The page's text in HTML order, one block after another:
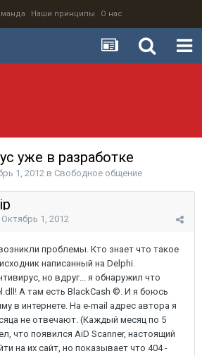
Наши принципы О нас
уже в разработке
1, 2012 в Свободное общение
Октябрь 1, 2012
проблемы. Кто знает что такое
написанный на Delphi.
но вдруг... я обнаружил что
А там есть BlackCash ©. И я боюсь
в интернете. На e-mail адрес автора я
не отвечают. (Каждый месяц по 5
что появился AiD Scanner, настоящий
на их сайт, но показывает что 404 -